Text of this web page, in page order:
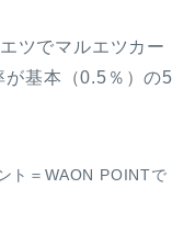
ツでマルエツカー
が基本（0.5％）の5
ト＝WAON POINTで